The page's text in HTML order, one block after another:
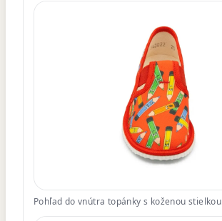
Pohľad do vnútra topánky s koženou stielkou